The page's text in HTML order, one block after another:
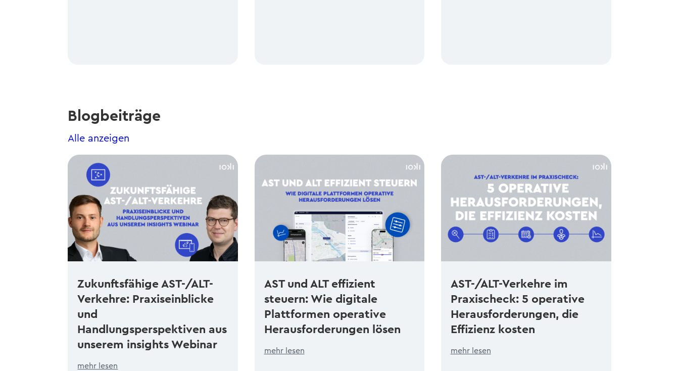
Blogbeiträge
Alle anzeigen
Zukunftsfähige AST-/ALT-
Verkehre: Praxiseinblicke
und
Handlungsperspektiven aus
unserem insights Webinar
mehr lesen
AST und ALT effizient
steuern: Wie digitale
Plattformen operative
Herausforderungen lösen
mehr lesen
AST-/ALT-Verkehre im
Praxischeck: 5 operative
Herausforderungen, die
Effizienz kosten
mehr lesen